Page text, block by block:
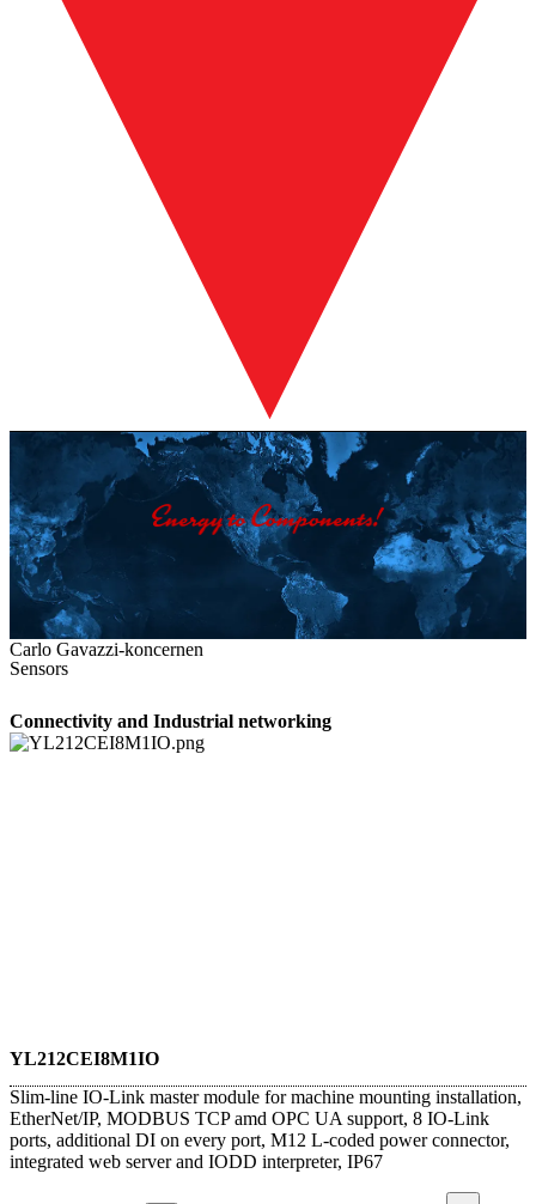
Carlo Gavazzi-koncernen
Sensors
Connectivity and Industrial networking
YL212CEI8M1IO
Slim-line IO-Link master module for machine mounting installation,
EtherNet/IP, MODBUS TCP amd OPC UA support, 8 IO-Link
ports, additional DI on every port, M12 L-coded power connector,
integrated web server and IODD interpreter, IP67